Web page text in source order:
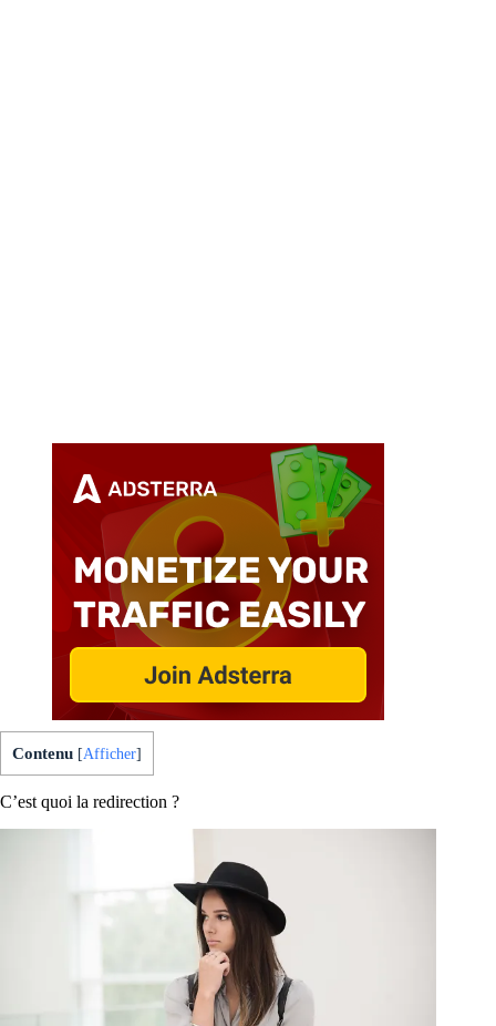
Contenu [Afficher]
C’est quoi la redirection ?